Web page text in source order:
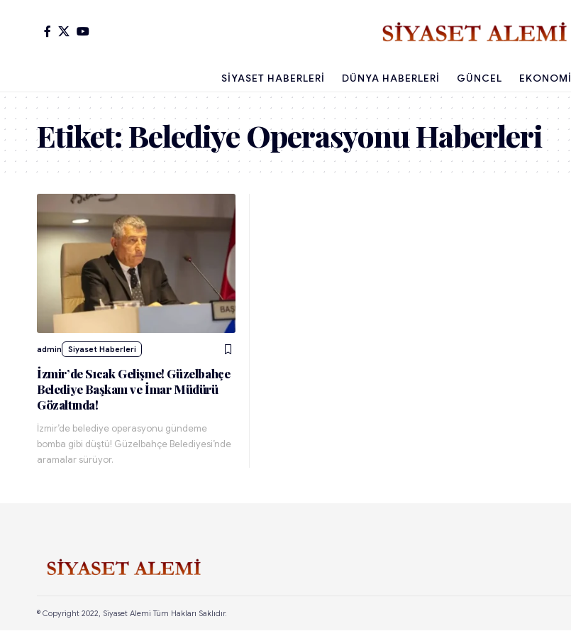
SIYASET HABERLERI DÜNYA HABERLERI GÜNCEL EKONOMI
Etiket:Belediye Operasyonu Haberleri
admin Siyaset Haberleri
İzmir’de Sıcak Gelişme! Güzelbahçe
Belediye Başkanı ve İmar Müdürü
Gözaltında!
İzmir’de belediye operasyonu gündeme
bomba gibi düştü! Güzelbahçe Belediyesi’nde
aramalar sürüyor.
© Copyright 2022, Siyaset Alemi Tüm Hakları Saklıdır.